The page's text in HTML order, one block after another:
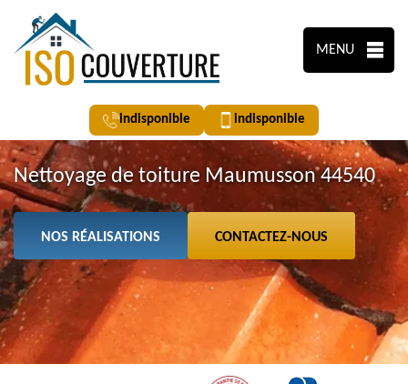
MENU
indisponible indisponible
Nettoyage de toiture Maumusson 44540
NOS RÉALISATIONS CONTACTEZ-NOUS